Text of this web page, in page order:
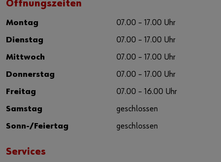
Öffnungszeiten
Montag 07.00 – 17.00 Uhr
Dienstag 07.00 – 17.00 Uhr
Mittwoch 07.00 – 17.00 Uhr
Donnerstag 07.00 – 17.00 Uhr
Freitag 07.00 – 16.00 Uhr
Samstag geschlossen
Sonn-/Feiertag geschlossen
Services